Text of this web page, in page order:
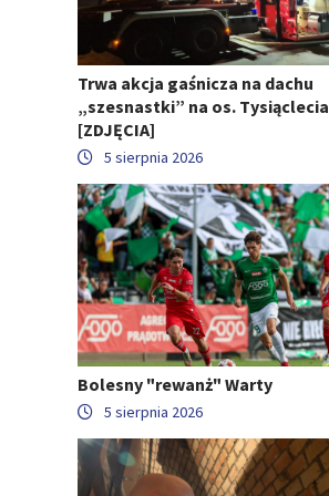
Trwa akcja gaśnicza na dachu
„szesnastki” na os. Tysiąclecia
[ZDJĘCIA]
5 sierpnia 2026
Bolesny "rewanż" Warty
5 sierpnia 2026